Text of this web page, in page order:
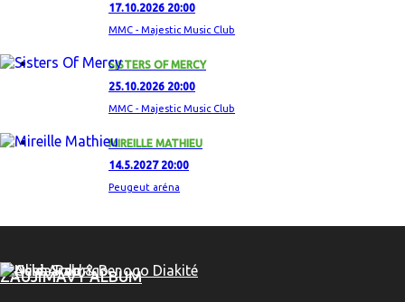
17.10.2026 20:00
MMC - Majestic Music Club
SISTERS OF MERCY
25.10.2026 20:00
MMC - Majestic Music Club
MIREILLE MATHIEU
14.5.2027 20:00
Peugeut aréna
ZAUJÍMAVÝ ALBUM